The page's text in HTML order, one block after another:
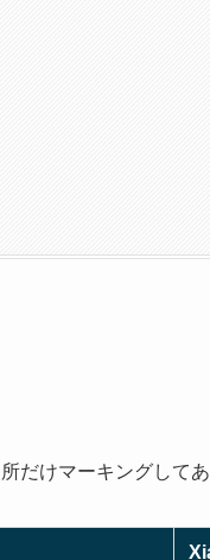
だけマーキングしてあ